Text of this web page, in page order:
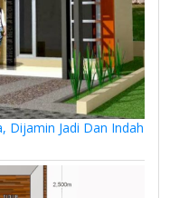
Dijamin Jadi Dan Indah